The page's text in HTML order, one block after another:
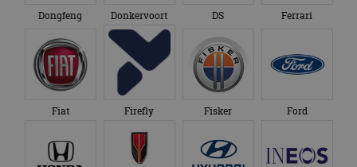
Dongfeng Donkervoort DS Ferrari
Fiat Firefly Fisker Ford